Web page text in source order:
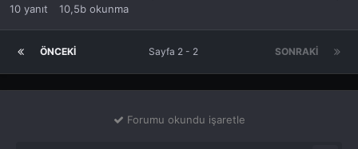
10 yanıt 10,5b okunma
ÖNCEKI SONRAKI
Sayfa 2 - 2
Forumu okundu işaretle